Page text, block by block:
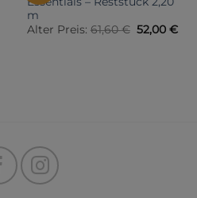
m
Alter Preis: 61,60€
Preis
52,00 €